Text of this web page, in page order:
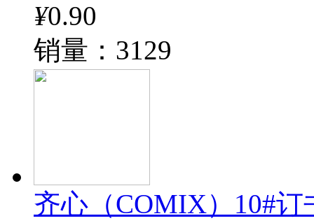
¥0.90
销量：3129
齐心（COMIX）10#订